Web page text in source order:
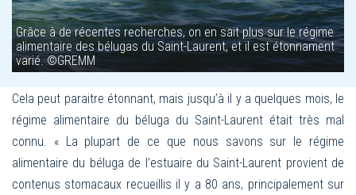
Grâce à de récentes recherches, on en sait plus sur le régime
alimentaire des bélugas du Saint-Laurent, et il est étonnament
varié. ©GREMM
Cela peut paraitre étonnant, mais jusqu’à il y a quelques mois, le
régime alimentaire du béluga du Saint-Laurent était très mal
connu. « La plupart de ce que nous savons sur le régime
alimentaire du béluga de l’estuaire du Saint-Laurent provient de
contenus stomacaux recueillis il y a 80 ans, principalement sur